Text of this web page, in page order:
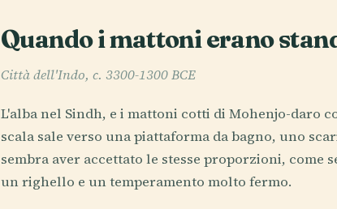
Quando i mattoni erano
Città dell'Indo, c. 3300-1300 BCE
L'alba nel Sindh, e i mattoni cotti di Mohenjo-daro
scala sale verso una piattaforma da bagno, uno
sembra aver accettato le stesse proporzioni, come
un righello e un temperamento molto fermo.